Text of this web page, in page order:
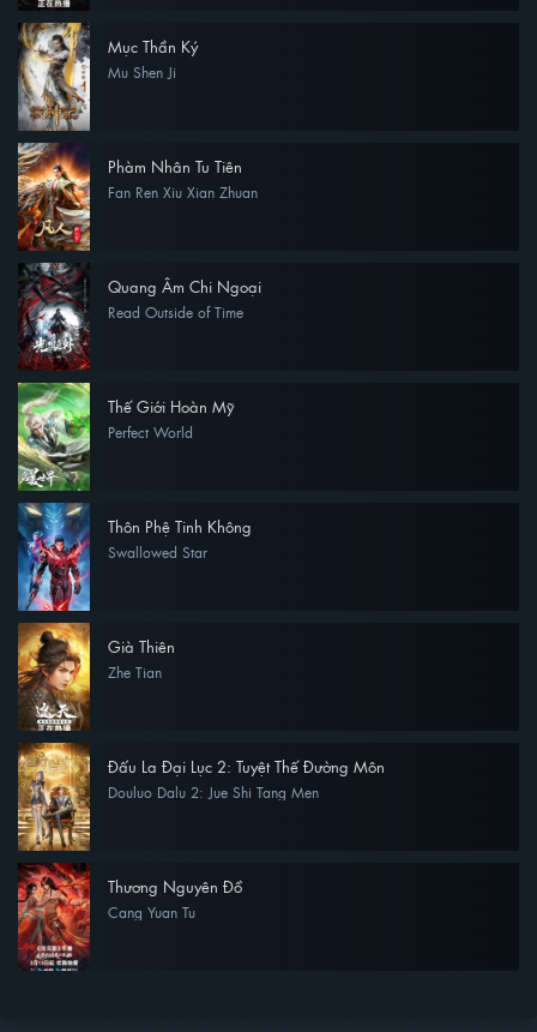
Mục Thần Ký
Mu Shen Ji
Phàm Nhân Tu Tiên
Fan Ren Xiu Xian Zhuan
Quang Âm Chi Ngoại
Read Outside of Time
Thế Giới Hoàn Mỹ
Perfect World
Thôn Phệ Tinh Không
Swallowed Star
Già Thiên
Zhe Tian
Đấu La Đại Lục 2: Tuyệt Thế Đường Môn
Douluo Dalu 2: Jue Shi Tang Men
Thương Nguyên Đồ
Cang Yuan Tu